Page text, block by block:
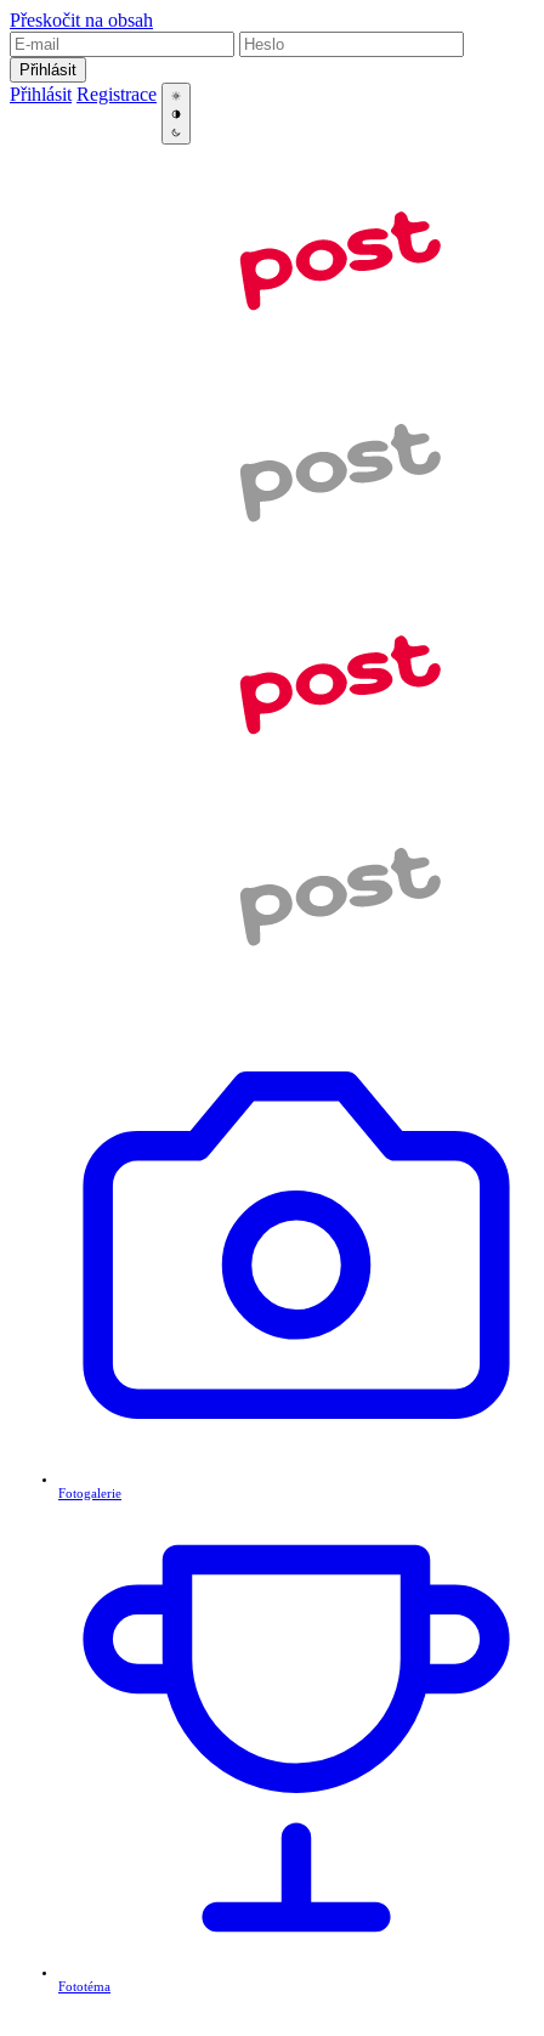
Přeskočit na obsah
Přihlásit
Přihlásit Registrace
Fotogalerie
Fototéma